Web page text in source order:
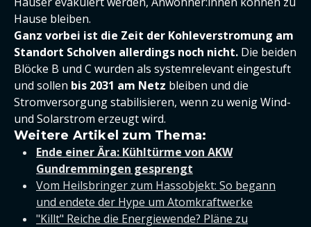
Hause bleiben.
Ganz vorbei ist die Zeit der Kohleverstromung am
Standort Scholven allerdings noch nicht. Die beiden
Blöcke B und C wurden als systemrelevant eingestuft
und sollen bis 2031 am Netz bleiben und die
Stromversorgung stabilisieren, wenn zu wenig Wind-
und Solarstrom erzeugt wird.
Weitere Artikel zum Thema:
Ende einer Ära: Kühltürme von AKW
Gundremmingen gesprengt
Vom Heilsbringer zum Hassobjekt: So begann
und endete der Hype um Atomkraftwerke
"Killt" Reiche die Energiewende? Pläne zu